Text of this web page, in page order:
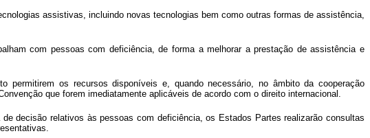
assistivas, incluindo novas tecnologias bem como outras formas de assistência,
com pessoas com deficiência, de forma a melhorar a prestação de assistência e
os recursos disponíveis e, quando necessário, no âmbito da cooperação
que forem imediatamente aplicáveis de acordo com o direito internacional.
decisão relativos às pessoas com deficiência, os Estados Partes realizarão consultas